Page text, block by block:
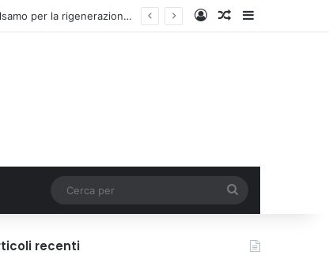
Ex Peano, sottoscritto il Protocollo d’intesa tra Città Metropolitana e Comune di Cinisello Balsamo per la rigenerazione dell’area AccediUn articolo a
per
recenti